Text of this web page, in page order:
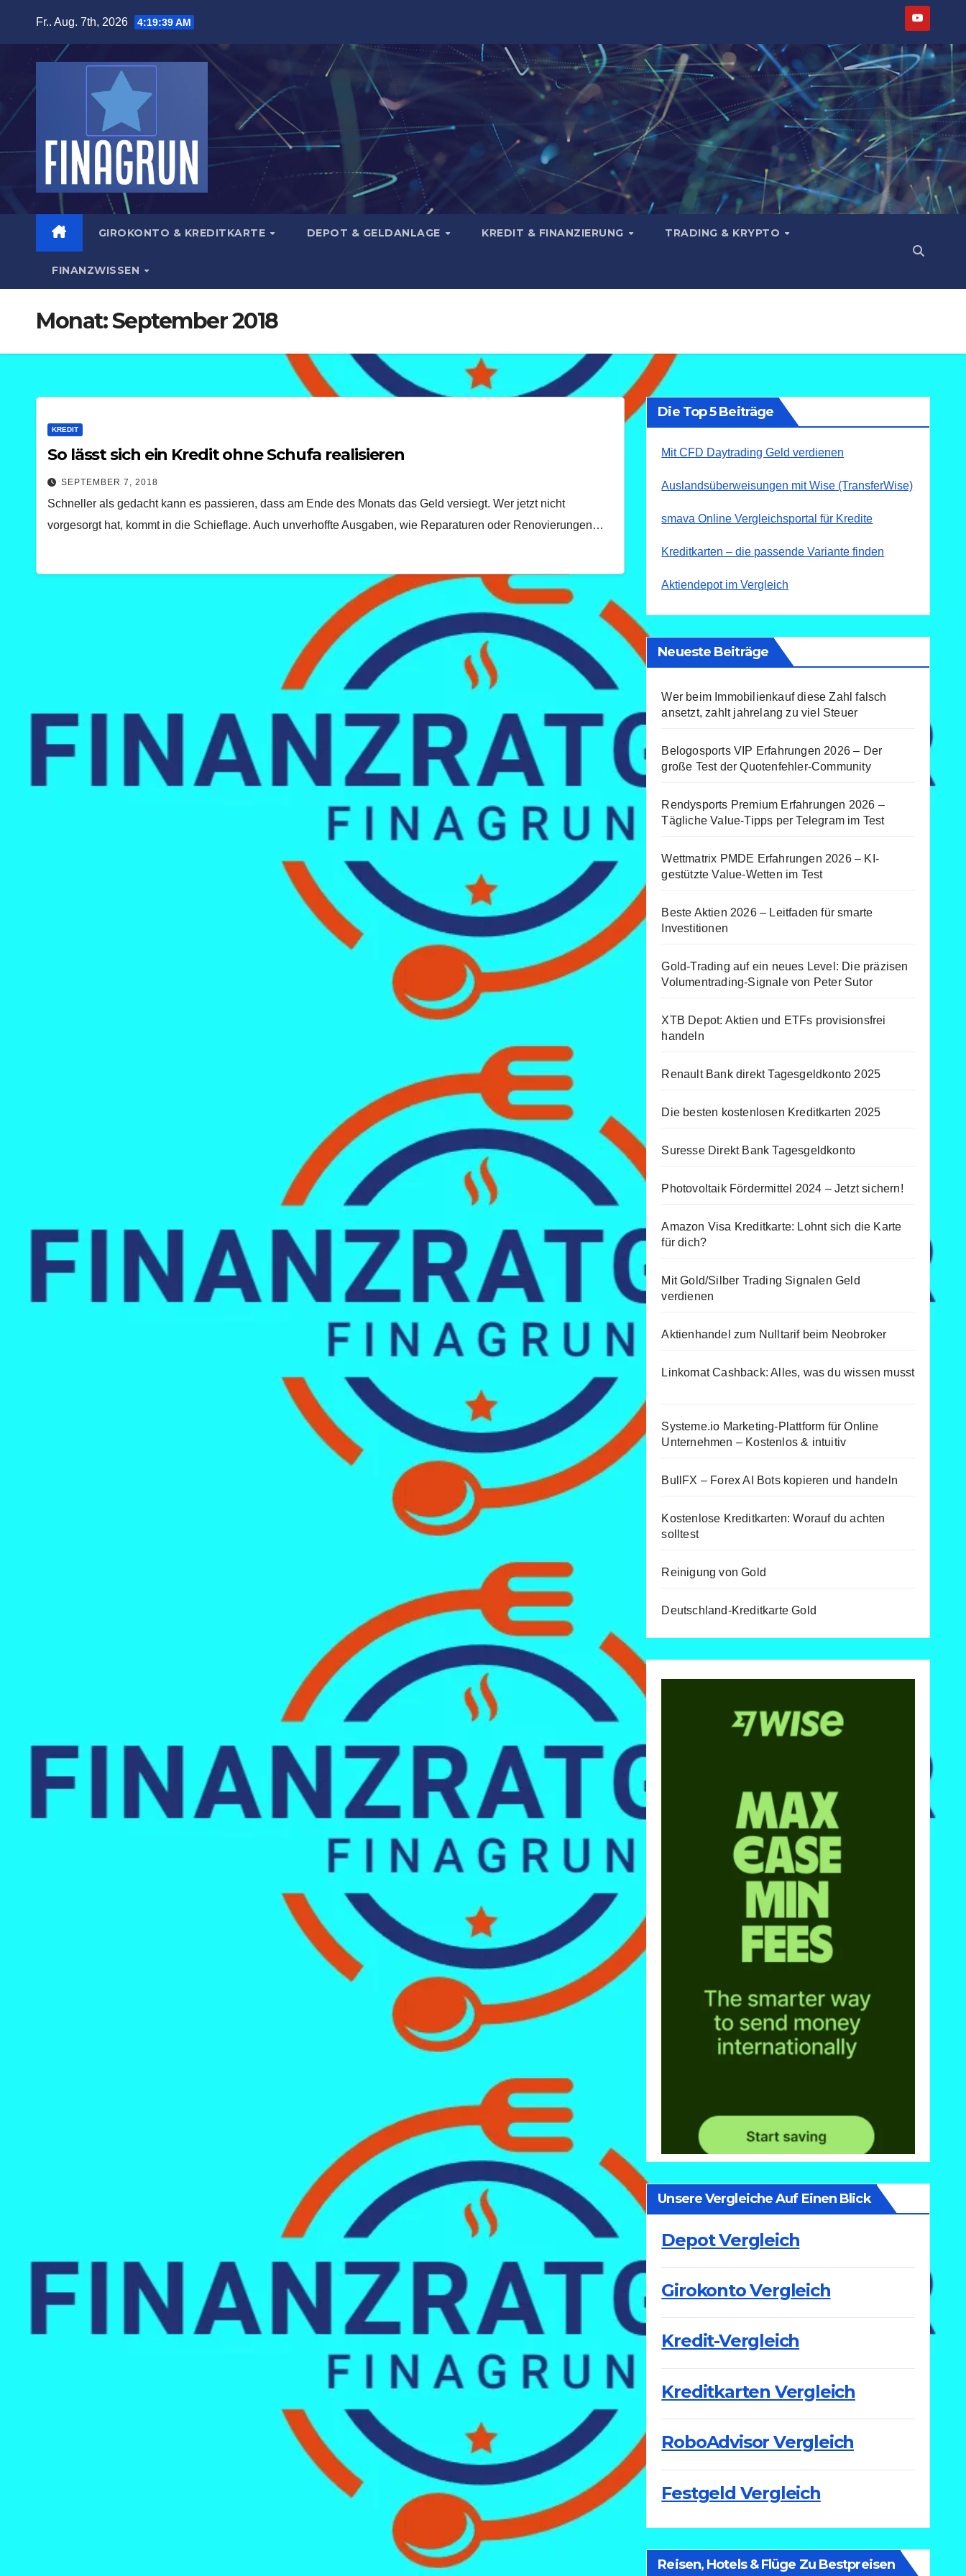
springen
Fr.. Aug. 7th, 2026 4:19:40 AM
GIROKONTO & KREDITKARTE DEPOT & GELDANLAGE KREDIT & FINANZIERUNG TRADING & KRYPTO
FINANZWISSEN
Monat:September 2018
KREDIT
So lässt sich ein Kredit ohne Schufa realisieren
SEPTEMBER 7, 2018
Schneller als gedacht kann es passieren, dass am Ende des Monats das Geld versiegt. Wer jetzt nicht
vorgesorgt hat, kommt in die Schieflage. Auch unverhoffte Ausgaben, wie Reparaturen oder Renovierungen…
Die Top 5 Beiträge
Mit CFD Daytrading Geld verdienen
Auslandsüberweisungen mit Wise (TransferWise)
smava Online Vergleichsportal für Kredite
Kreditkarten – die passende Variante finden
Aktiendepot im Vergleich
Neueste Beiträge
Wer beim Immobilienkauf diese Zahl falsch
ansetzt, zahlt jahrelang zu viel Steuer
Belogosports VIP Erfahrungen 2026 – Der
große Test der Quotenfehler-Community
Rendysports Premium Erfahrungen 2026 –
Tägliche Value-Tipps per Telegram im Test
Wettmatrix PMDE Erfahrungen 2026 – KI-
gestützte Value-Wetten im Test
Beste Aktien 2026 – Leitfaden für smarte
Investitionen
Gold-Trading auf ein neues Level: Die präzisen
Volumentrading-Signale von Peter Sutor
XTB Depot: Aktien und ETFs provisionsfrei
handeln
Renault Bank direkt Tagesgeldkonto 2025
Die besten kostenlosen Kreditkarten 2025
Suresse Direkt Bank Tagesgeldkonto
Photovoltaik Fördermittel 2024 – Jetzt sichern!
Amazon Visa Kreditkarte: Lohnt sich die Karte
für dich?
Mit Gold/Silber Trading Signalen Geld
verdienen
Aktienhandel zum Nulltarif beim Neobroker
Linkomat Cashback: Alles, was du wissen musst
Systeme.io Marketing-Plattform für Online
Unternehmen – Kostenlos & intuitiv
BullFX – Forex AI Bots kopieren und handeln
Kostenlose Kreditkarten: Worauf du achten
solltest
Reinigung von Gold
Deutschland-Kreditkarte Gold
Unsere Vergleiche Auf Einen Blick
Depot Vergleich
Girokonto Vergleich
Kredit-Vergleich
Kreditkarten Vergleich
RoboAdvisor Vergleich
Festgeld Vergleich
Reisen, Hotels & Flüge Zu Bestpreisen